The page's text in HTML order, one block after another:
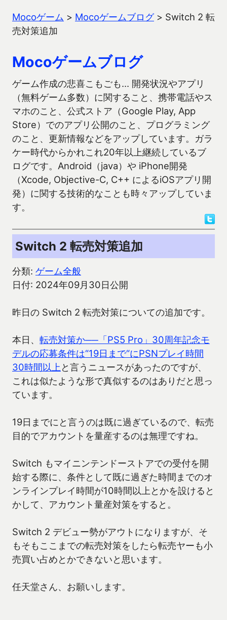
Mocoゲーム > Mocoゲームブログ> Switch 2 転
売対策追加
Mocoゲームブログ
ゲーム作成の悲喜こもごも… 開発状況やアプリ
（無料ゲーム多数）に関すること、携帯電話やス
マホのこと、公式ストア（Google Play, App
Store）でのアプリ公開のこと、プログラミング
のこと、更新情報などをアップしています。ガラ
ケー時代からかれこれ20年以上継続しているブ
ログです。Android（java）や iPhone開発
（Xcode, Objective-C, C++ によるiOSアプリ開
発）に関する技術的なことも時々アップしていま
す。
Switch 2 転売対策追加
分類: ゲーム全般
日付: 2024年09月30日公開
昨日の Switch 2 転売対策についての追加です。
本日、 転売対策か──「PS5 Pro」30周年記念モ
デルの応募条件は“19日まで“にPSNプレイ時間
30時間以上 と言うニュースがあったのですが、
これは似たような形で真似するのはありだと思っ
ています。
19日までにと言うのは既に過ぎているので、転売
目的でアカウントを量産するのは無理ですね。
Switch もマイニンテンドーストアでの受付を開
始する際に、条件として既に過ぎた時間までのオ
ンラインプレイ時間が10時間以上とかを設けると
かして、アカウント量産対策をすると。
Switch 2 デビュー勢がアウトになりますが、そ
もそもここまでの転売対策をしたら転売ヤーも小
売買い占めとかできないと思います。
任天堂さん、お願いします。